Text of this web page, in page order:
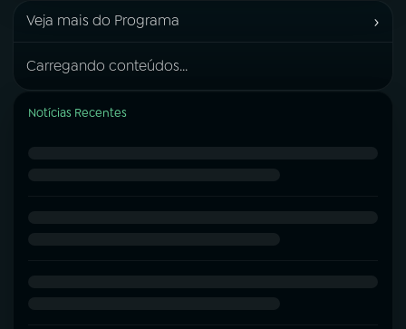
Veja mais do Programa ›
Carregando conteúdos...
Notícias Recentes